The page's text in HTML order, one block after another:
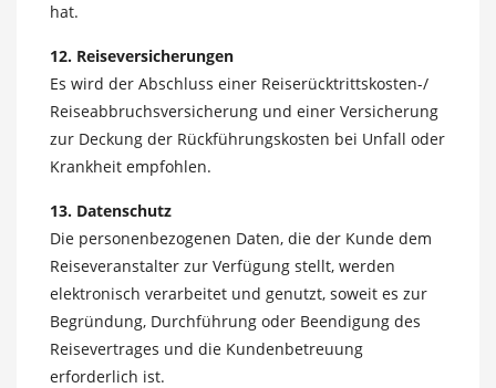
hat.
12. Reiseversicherungen
Es wird der Abschluss einer Reiserücktrittskosten-/
Reiseabbruchsversicherung und einer Versicherung
zur Deckung der Rückführungskosten bei Unfall oder
Krankheit empfohlen.
13. Datenschutz
Die personenbezogenen Daten, die der Kunde dem
Reiseveranstalter zur Verfügung stellt, werden
elektronisch verarbeitet und genutzt, soweit es zur
Begründung, Durchführung oder Beendigung des
Reisevertrages und die Kundenbetreuung
erforderlich ist.